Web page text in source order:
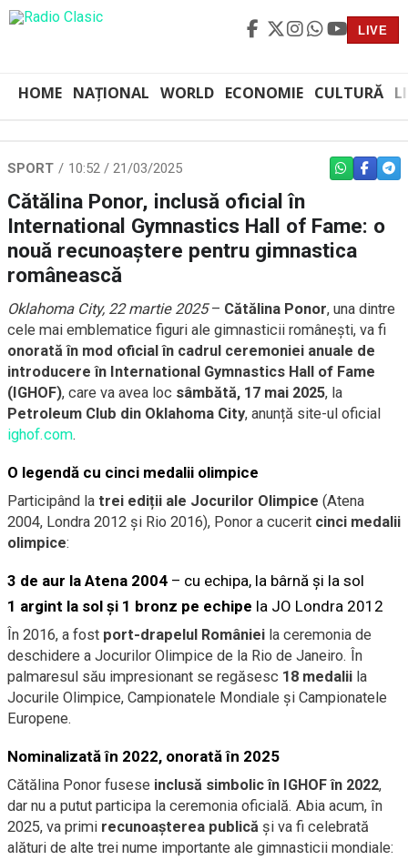
LIVE
HOME NAȚIONAL WORLD ECONOMIE CULTURĂ
SPORT 10:52 / 21/03/2025 WHATSAPP
Cătălina Ponor, inclusă oficial în
International Gymnastics Hall of Fame: o
nouă recunoaștere pentru gimnastica
românească
Oklahoma City, 22 martie 2025– Cătălina Ponor, una dintre
cele mai emblematice figuri ale gimnasticii românești, va fi
onorată în mod oficial în cadrul ceremoniei anuale de
introducere în International Gymnastics Hall of Fame
(IGHOF), care va avea loc sâmbătă, 17 mai 2025, la
Petroleum Club din Oklahoma City, anunță site-ul oficial
ighof.com.
O legendă cu cinci medalii olimpice
Participând la trei ediții ale Jocurilor Olimpice (Atena
2004, Londra 2012 și Rio 2016), Ponor a cucerit cinci medalii
olimpice:
3 de aur la Atena 2004 – cu echipa, la bârnă și la sol
1 argint la sol și 1 bronz pe echipe la JO Londra 2012
În 2016, a fost port-drapelul României la ceremonia de
deschidere a Jocurilor Olimpice de la Rio de Janeiro. În
palmaresul său impresionant se regăsesc 18 medalii la
Jocurile Olimpice, Campionatele Mondiale și Campionatele
Europene.
Nominalizată în 2022, onorată în 2025
Cătălina Ponor fusese inclusă simbolic în IGHOF în 2022,
dar nu a putut participa la ceremonia oficială. Abia acum, în
2025, va primi recunoașterea publică și va fi celebrată
alături de alte trei nume importante ale gimnasticii mondiale: